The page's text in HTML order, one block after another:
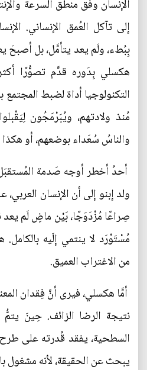
الإنسان وفق منطق السرعة
إلى تآكل العُمق الإنساني.
بِبُطء، ولَم يعد يتأمَّل، بل
هكسلي بِدَوره قدَّم تصوُّرًا
التكنولوجيا أداة لضبط المجتمع
مُنذ ولادتهم، ويُبَرْمَجُون
والناسُ سُعَداء بوضعهم، أو
أحدُ أخطر أوجه صَدمة
ولد إبنو إلى أن الإنسان
صِراعًا مُزْدَوَجًا، بَيْن ماضٍ لَم يعد
مُسْتَوْرَد لا ينتمي إلَيه بالكامل.
من الاغتراب العميق.
أمَّا هكسلي، فيرى أنَّ فِقدان
نتيجة الرضا الزائف. حِينَ يتمُّ
السطحية، يفقد قُدرته على طرح
يبحث عن الحقيقة، لأنه مشغول